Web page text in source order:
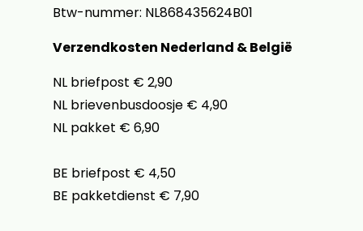
Btw-nummer: NL868435624B01
Verzendkosten Nederland & België
NL briefpost € 2,90
NL brievenbusdoosje € 4,90
NL pakket € 6,90
BE briefpost € 4,50
BE pakketdienst € 7,90